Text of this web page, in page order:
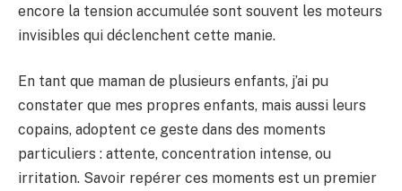
encore la tension accumulée sont souvent les moteurs
invisibles qui déclenchent cette manie.
En tant que maman de plusieurs enfants, j’ai pu
constater que mes propres enfants, mais aussi leurs
copains, adoptent ce geste dans des moments
particuliers : attente, concentration intense, ou
irritation. Savoir repérer ces moments est un premier